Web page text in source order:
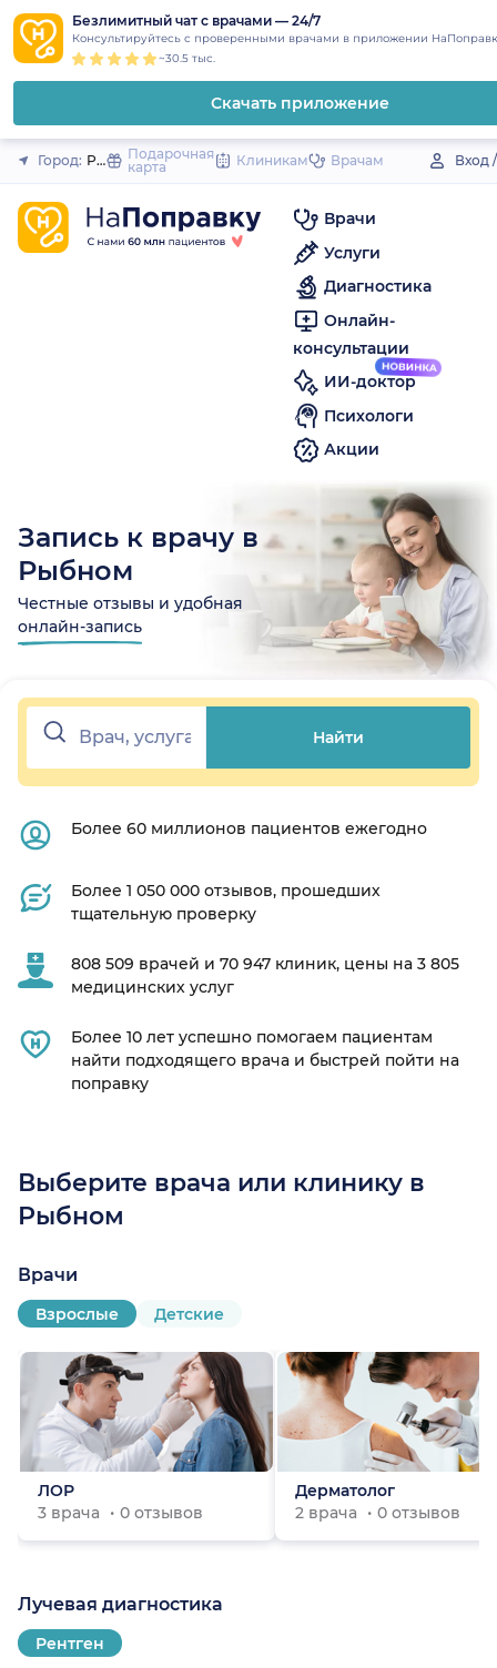
to
content
Безлимитный чат с врачами — 24/7
Консультируйтесь с проверенными врачами в приложении
~30.5 тыс.
Скачать приложение
Закрыть
Город: РыбноеПодарочная
карта
Клиникам Врачам Вход
Врачи
Услуги
Диагностика
Онлайн-
консультации
ИИ-доктор
Психологи
Акции
Запись к врачу в
Рыбном
Честные отзывы и удобная
онлайн-запись
Найти
Более 60 миллионов пациентов ежегодно
Более 1 050 000 отзывов, прошедших
тщательную проверку
808 509 врачей и 70 947 клиник, цены на 3 805
медицинских услуг
Более 10 лет успешно помогаем пациентам
найти подходящего врача и быстрей пойти на
поправку
Выберите врача или клинику в
Рыбном
Врачи
Взрослые Детские
ЛОР
3 врача
0 отзывов
Дерматолог
2 врача
0 отзывов
Лучевая диагностика
Рентген